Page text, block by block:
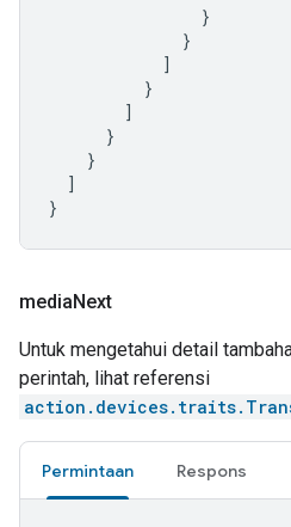
}
}
]
}
]
}
}
]
}
mediaNext
Untuk mengetahui detail
perintah, lihat referensi
Permintaan Respons